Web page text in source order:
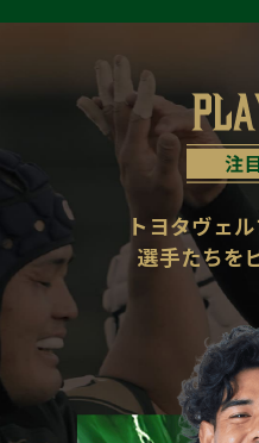
トヨタヴェ
選手たちを